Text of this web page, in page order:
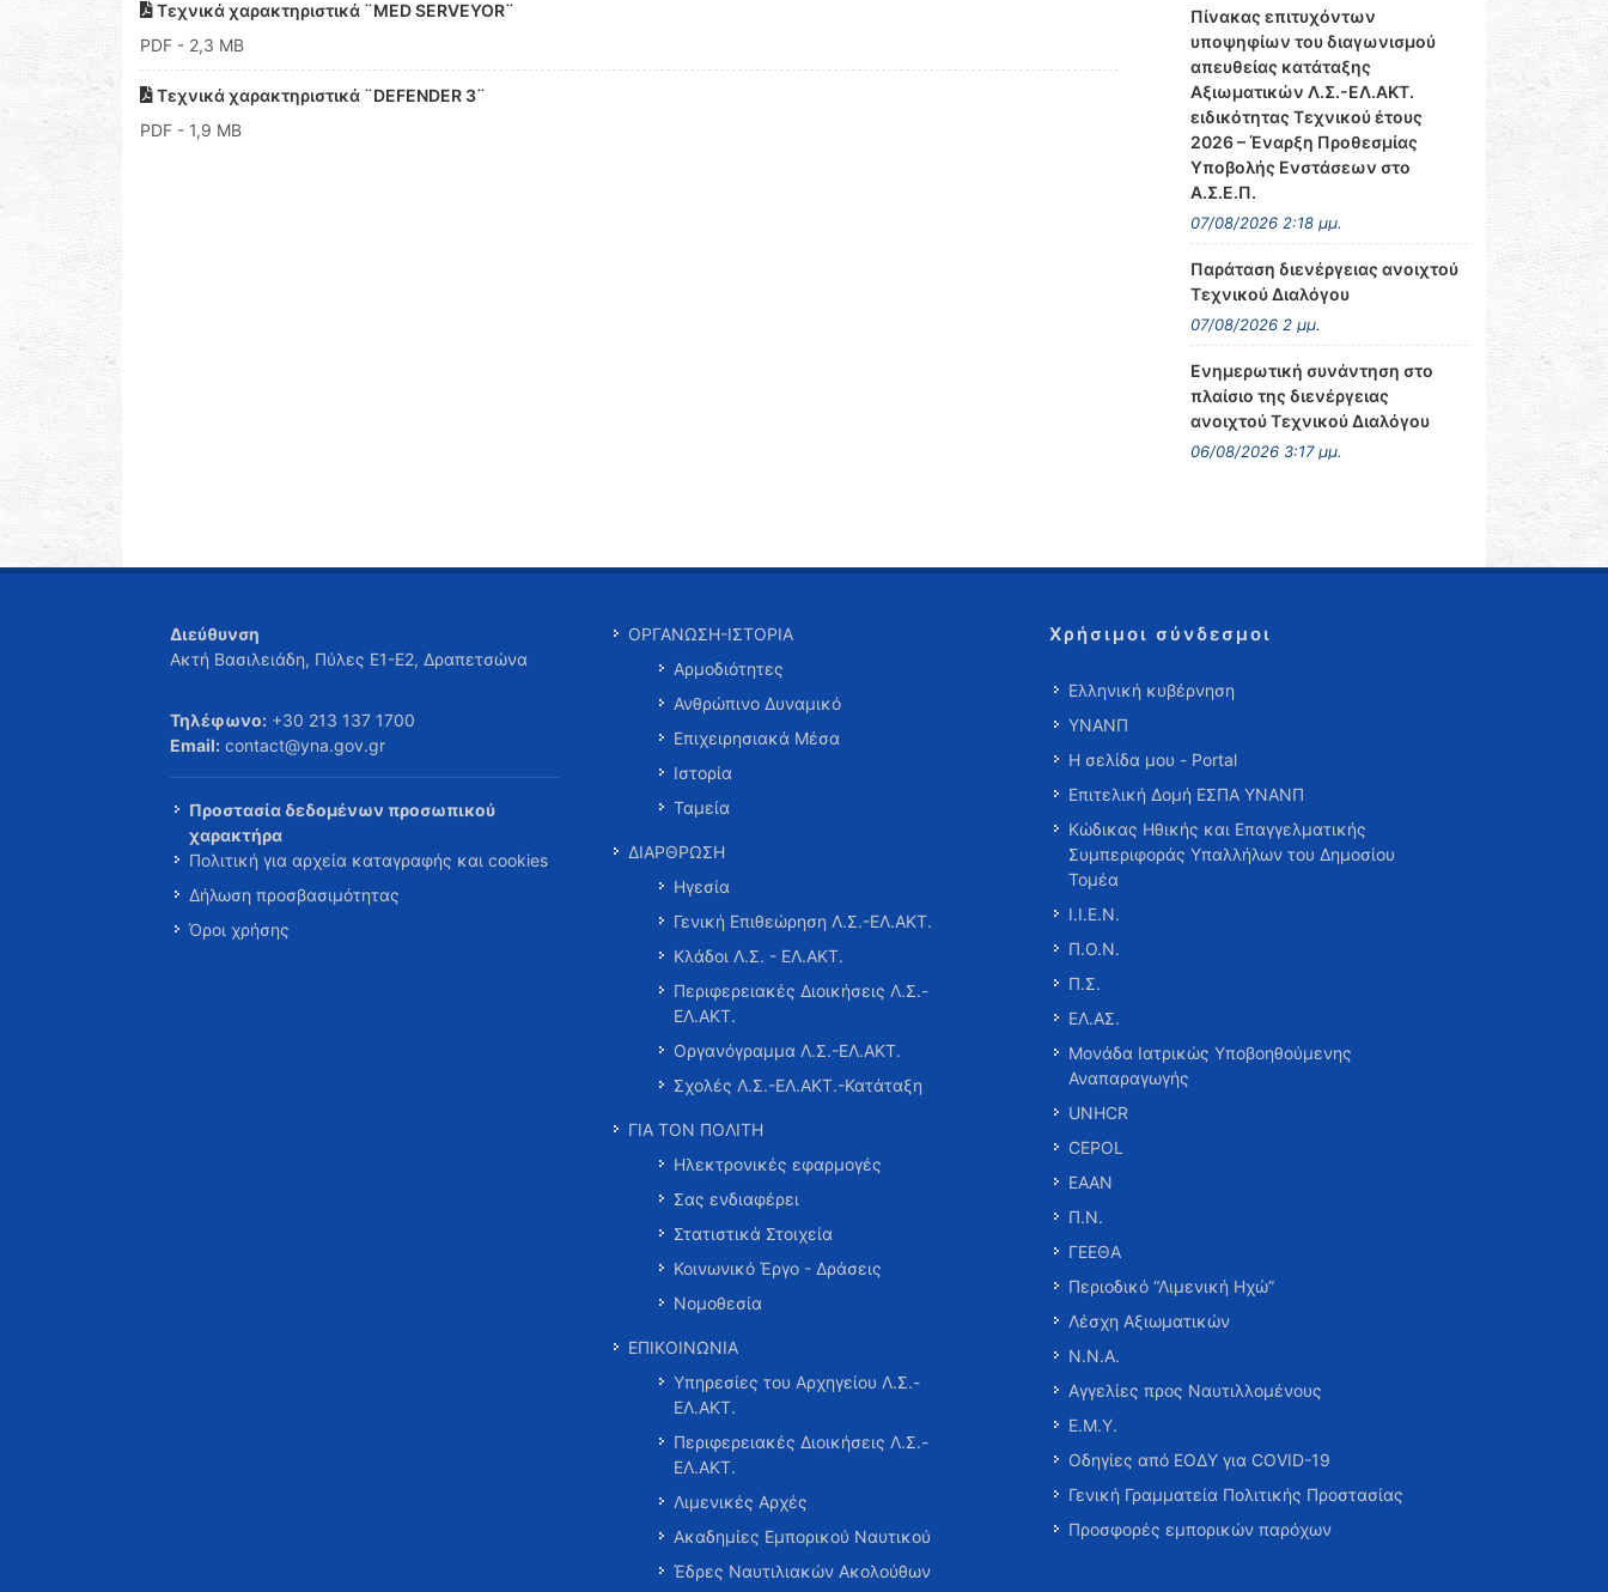
Τεχνικά χαρακτηριστικά ¨MED SERVEYOR¨
PDF - 2,3 MB
Τεχνικά χαρακτηριστικά ¨DEFENDER 3¨
PDF - 1,9 MB
Πίνακας επιτυχόντων
υποψηφίων του διαγωνισμού
απευθείας κατάταξης
Αξιωματικών Λ.Σ.-ΕΛ.ΑΚΤ.
ειδικότητας Τεχνικού έτους
2026 – Έναρξη Προθεσμίας
Υποβολής Ενστάσεων στο
Α.Σ.Ε.Π.
07/08/2026 2:18 μμ.
Παράταση διενέργειας ανοιχτού
Τεχνικού Διαλόγου
07/08/2026 2 μμ.
Ενημερωτική συνάντηση στο
πλαίσιο της διενέργειας
ανοιχτού Τεχνικού Διαλόγου
06/08/2026 3:17 μμ.
Διεύθυνση
Ακτή Βασιλειάδη, Πύλες Ε1-Ε2, Δραπετσώνα
Τηλέφωνο: +30 213 137 1700
Email: contact@yna.gov.gr
Προστασία δεδομένων προσωπικού
χαρακτήρα
Πολιτική για αρχεία καταγραφής και cookies
Δήλωση προσβασιμότητας
Όροι χρήσης
ΟΡΓΑΝΩΣΗ-ΙΣΤΟΡΙΑ
Αρμοδιότητες
Ανθρώπινο Δυναμικό
Επιχειρησιακά Μέσα
Ιστορία
Ταμεία
ΔΙΑΡΘΡΩΣΗ
Ηγεσία
Γενική Επιθεώρηση Λ.Σ.-ΕΛ.ΑΚΤ.
Κλάδοι Λ.Σ. - ΕΛ.ΑΚΤ.
Περιφερειακές Διοικήσεις Λ.Σ.-
ΕΛ.ΑΚΤ.
Οργανόγραμμα Λ.Σ.-ΕΛ.ΑΚΤ.
Σχολές Λ.Σ.-ΕΛ.ΑΚΤ.-Κατάταξη
ΓΙΑ ΤΟΝ ΠΟΛΙΤΗ
Ηλεκτρονικές εφαρμογές
Σας ενδιαφέρει
Στατιστικά Στοιχεία
Κοινωνικό Έργο - Δράσεις
Νομοθεσία
ΕΠΙΚΟΙΝΩΝΙΑ
Υπηρεσίες του Αρχηγείου Λ.Σ.-
ΕΛ.ΑΚΤ.
Περιφερειακές Διοικήσεις Λ.Σ.-
ΕΛ.ΑΚΤ.
Λιμενικές Αρχές
Ακαδημίες Εμπορικού Ναυτικού
Έδρες Ναυτιλιακών Ακολούθων
Χρήσιμοι σύνδεσμοι
Ελληνική κυβέρνηση
ΥΝΑΝΠ
Η σελίδα μου - Portal
Επιτελική Δομή ΕΣΠΑ ΥΝΑΝΠ
Κώδικας Ηθικής και Επαγγελματικής
Συμπεριφοράς Υπαλλήλων του Δημοσίου
Τομέα
Ι.Ι.Ε.Ν.
Π.Ο.Ν.
Π.Σ.
ΕΛ.ΑΣ.
Μονάδα Ιατρικώς Υποβοηθούμενης
Αναπαραγωγής
UNHCR
CEPOL
ΕΑΑΝ
Π.Ν.
ΓΕΕΘΑ
Περιοδικό “Λιμενική Ηχώ”
Λέσχη Αξιωματικών
Ν.Ν.Α.
Αγγελίες προς Ναυτιλλομένους
Ε.Μ.Υ.
Οδηγίες από ΕΟΔΥ για COVID-19
Γενική Γραμματεία Πολιτικής Προστασίας
Προσφορές εμπορικών παρόχων